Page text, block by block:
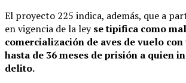
El proyecto 225 indica, además, que a
en vigencia de la leyse tipifica como
comercialización de aves de vuelo con
hasta de 36 meses de prisión a quien
delito.